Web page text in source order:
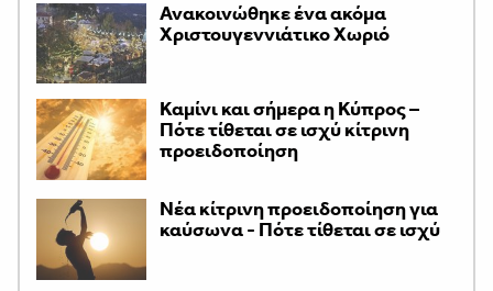
Ανακοινώθηκε ένα ακόμα
Χριστουγεννιάτικο Χωριό
Καμίνι και σήμερα η Κύπρος –
Πότε τίθεται σε ισχύ κίτρινη
προειδοποίηση
Νέα κίτρινη προειδοποίηση για
καύσωνα - Πότε τίθεται σε ισχύ